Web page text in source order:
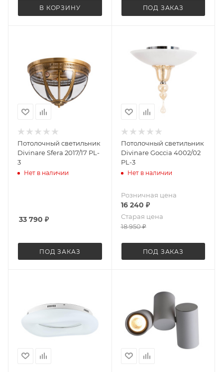
В КОРЗИНУ ПОД ЗАКАЗ
Потолочный светильник
Divinare Sfera 2017/17 PL-
3
Нет в наличии
33 790 ₽
ПОД ЗАКАЗ
Потолочный светильник
Divinare Goccia 4002/02
PL-3
Нет в наличии
Розничная цена
16 240 ₽
Старая цена
18 950₽
ПОД ЗАКАЗ